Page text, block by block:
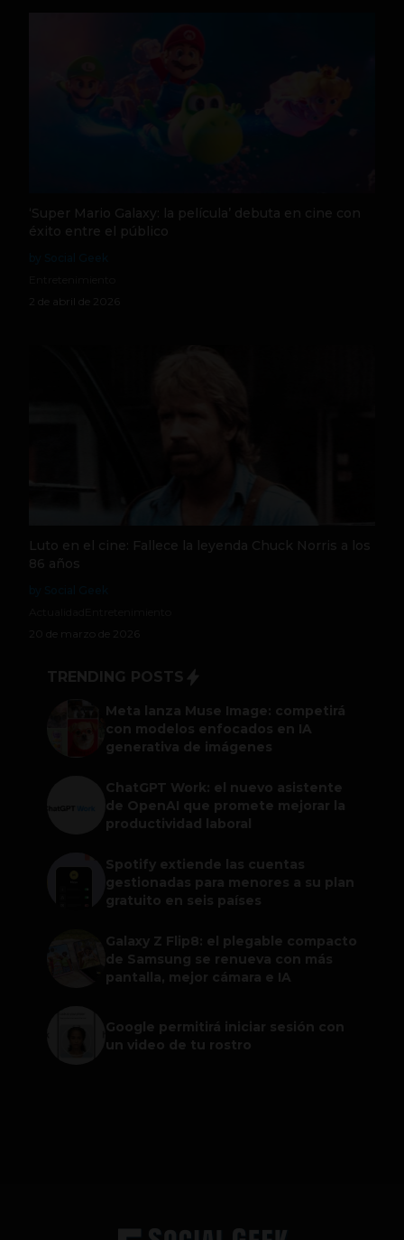
‘Super Mario Galaxy: la película’ debuta en cine con
éxito entre el público
2 de abril de 2026
Luto en el cine: Fallece la leyenda Chuck Norris a los
86 años
20 de marzo de 2026
TRENDING POSTS
Meta lanza Muse Image: competirá
con modelos enfocados en IA
generativa de imágenes
ChatGPT Work: el nuevo asistente
de OpenAI que promete mejorar la
productividad laboral
Spotify extiende las cuentas
gestionadas para menores a su plan
gratuito en seis países
Galaxy Z Flip8: el plegable compacto
de Samsung se renueva con más
pantalla, mejor cámara e IA
Google permitirá iniciar sesión con
un video de tu rostro